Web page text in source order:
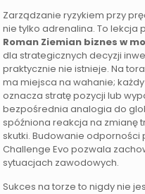
Zarządzanie ryzykiem przy
nie tylko adrenalina. To lekcja
Roman Ziemian biznes w
dla strategicznych decyzji
praktycznie nie istnieje. Na
ma miejsca na wahanie;
oznacza stratę pozycji lub
bezpośrednia analogia do
spóźniona reakcja na zmianę
skutki. Budowanie odporności
Challenge Evo pozwala
sytuacjach zawodowych.
Sukces na torze to nigdy nie